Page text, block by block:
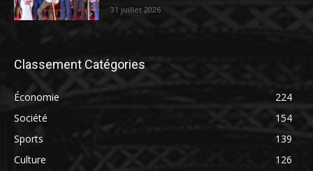
31 juillet 2026
Classement Catégories
Économie
224
Société
154
Sports
139
Culture
126